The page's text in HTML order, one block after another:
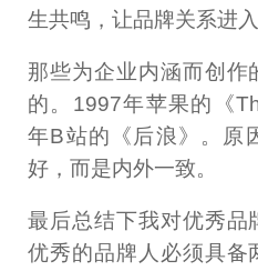
生共鸣，让品牌关系进入
那些为企业内涵而创作
的。1997年苹果的《
年B站的《后浪》。原
好，而是内外一致。
最后总结下我对优秀品
优秀的品牌人必须具备